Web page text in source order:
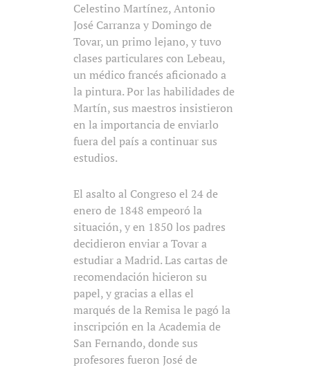
Celestino Martínez, Antonio
José Carranza y Domingo de
Tovar, un primo lejano, y tuvo
clases particulares con Lebeau,
un médico francés aficionado a
la pintura. Por las habilidades de
Martín, sus maestros insistieron
en la importancia de enviarlo
fuera del país a continuar sus
estudios.
El asalto al Congreso el 24 de
enero de 1848 empeoró la
situación, y en 1850 los padres
decidieron enviar a Tovar a
estudiar a Madrid. Las cartas de
recomendación hicieron su
papel, y gracias a ellas el
marqués de la Remisa le pagó la
inscripción en la Academia de
San Fernando, donde sus
profesores fueron José de